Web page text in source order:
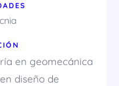
en geomecánica
diseño de